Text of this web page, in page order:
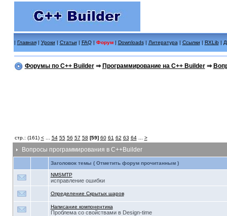
| Главная| Уроки | Статьи | FAQ| Форум | Downloads| Литература | Ссылки | RXLib |
Форумы по C++ Builder⇒ Программирование на C++ Builder⇒
стр.: (161) <... 54 55 56 57 58 [59] 60 61 62 63 64... >
Вопросы программирования в C++Builder
Заголовок темы ( Отметить форум прочитанным )
NMSMTP
исправление ошибки
Определение Скрытых шаров
Написание компонентика
Проблема со свойствами в Design-time